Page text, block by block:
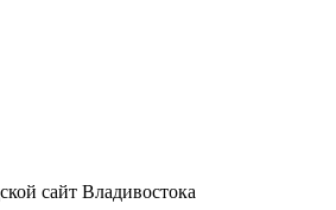
сайт Владивостока